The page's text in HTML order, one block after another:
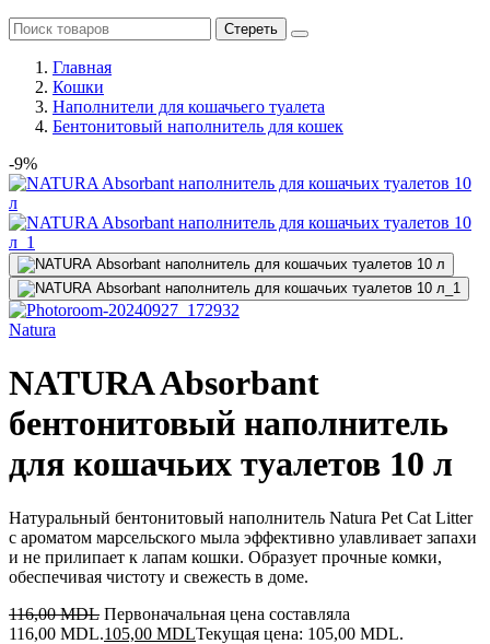
Стереть
Главная
Кошки
Наполнители для кошачьего туалета
Бентонитовый наполнитель для кошек
-9%
Natura
NATURA Absorbant
бентонитовый наполнитель
для кошачьих туалетов 10 л
Натуральный бентонитовый наполнитель Natura Pet Cat Litter
с ароматом марсельского мыла эффективно улавливает запахи
и не прилипает к лапам кошки. Образует прочные комки,
обеспечивая чистоту и свежесть в доме.
116,00MDL Первоначальная цена составляла
116,00 MDL.105,00 MDLТекущая цена: 105,00 MDL.